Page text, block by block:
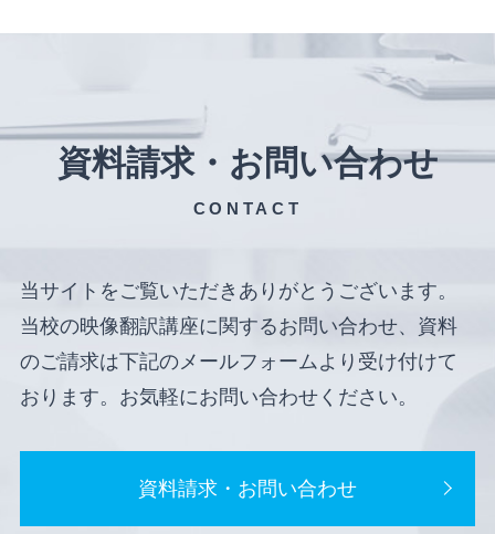
資料請求・お問い合わせ
CONTACT
当サイトをご覧いただきありがとうございます。
当校の映像翻訳講座に関するお問い合わせ、資料
のご請求は下記のメールフォームより受け付けて
おります。お気軽にお問い合わせください。
資料請求・お問い合わせ